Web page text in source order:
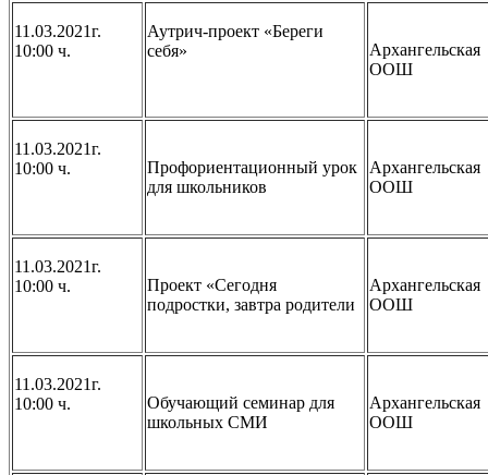
11.03.2021г.
10:00 ч.
Аутрич-проект «Береги
себя»
Архангельская
ООШ
11.03.2021г.
10:00 ч.
Профориентационный урок
для школьников
Архангельская
ООШ
11.03.2021г.
10:00 ч.
Проект «Сегодня
подростки, завтра родители
Архангельская
ООШ
11.03.2021г.
10:00 ч.
Обучающий семинар для
школьных СМИ
Архангельская
ООШ